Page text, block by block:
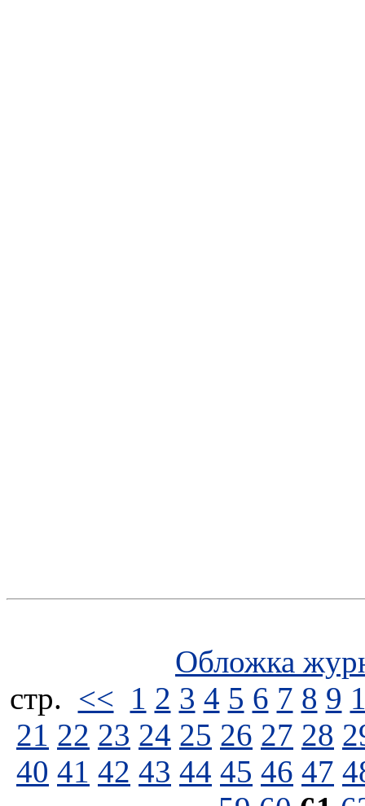
Обложка
стp. << 1 2 3 4 5 6 7 8 9
21 22 23 24 25 26 27 28
40 41 42 43 44 45 46 47